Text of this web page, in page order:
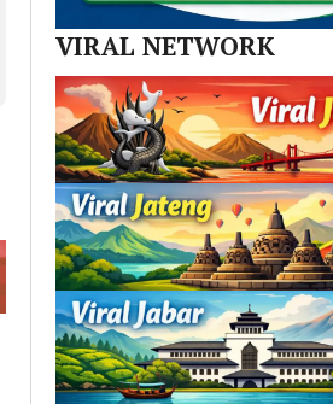
VIRAL NETWORK